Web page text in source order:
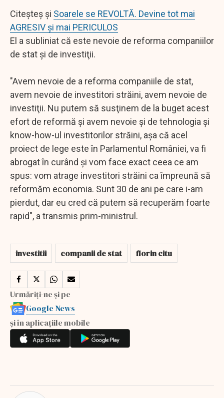
Citeșteș și Soarele se REVOLTĂ. Devine tot mai
AGRESIV și mai PERICULOS
El a subliniat că este nevoie de reforma companiilor
de stat şi de investiţii.
"Avem nevoie de a reforma companiile de stat,
avem nevoie de investitori străini, avem nevoie de
investiţii. Nu putem să susţinem de la buget acest
efort de reformă şi avem nevoie şi de tehnologia şi
know-how-ul investitorilor străini, aşa că acel
proiect de lege este în Parlamentul României, va fi
abrogat în curând şi vom face exact ceea ce am
spus: vom atrage investitori străini ca împreună să
reformăm economia. Sunt 30 de ani pe care i-am
pierdut, dar eu cred că putem să recuperăm foarte
rapid", a transmis prim-ministrul.
investitii companii de stat florin citu
Urmăriți-ne și pe
Google News
și în aplicațiile mobile